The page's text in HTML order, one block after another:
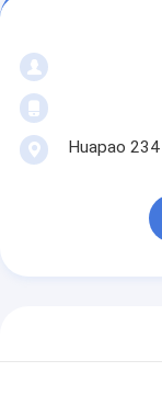
F12، عمارت بین المللی Xincheng A، شماره 234 Huapao